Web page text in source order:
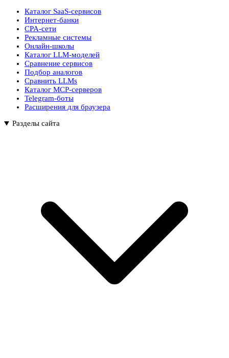
Каталог SaaS-сервисов
Интернет-банки
CPA-сети
Рекламные системы
Онлайн-школы
Каталог LLM-моделей
Сравнение сервисов
Подбор аналогов
Сравнить LLMs
Каталог MCP-серверов
Telegram-боты
Расширения для браузера
Разделы сайта